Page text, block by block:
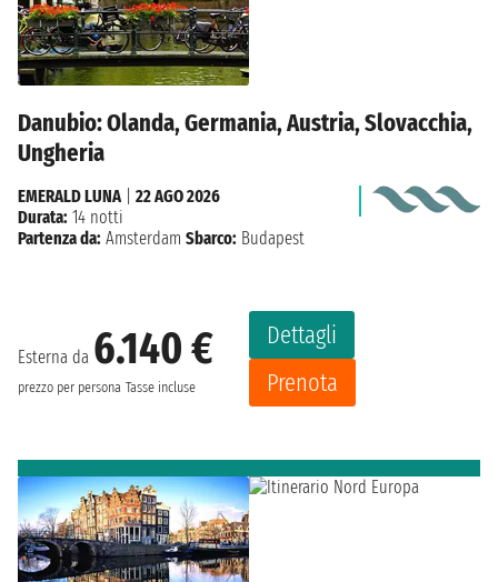
Danubio: Olanda, Germania, Austria, Slovacchia,
Ungheria
Esterna da 6.140 €
prezzo per persona Tasse incluse
Dettagli
Prenota
EMERALD LUNA| 22 AGO 2026
Durata: 14 notti
Partenza da: Amsterdam Sbarco: Budapest